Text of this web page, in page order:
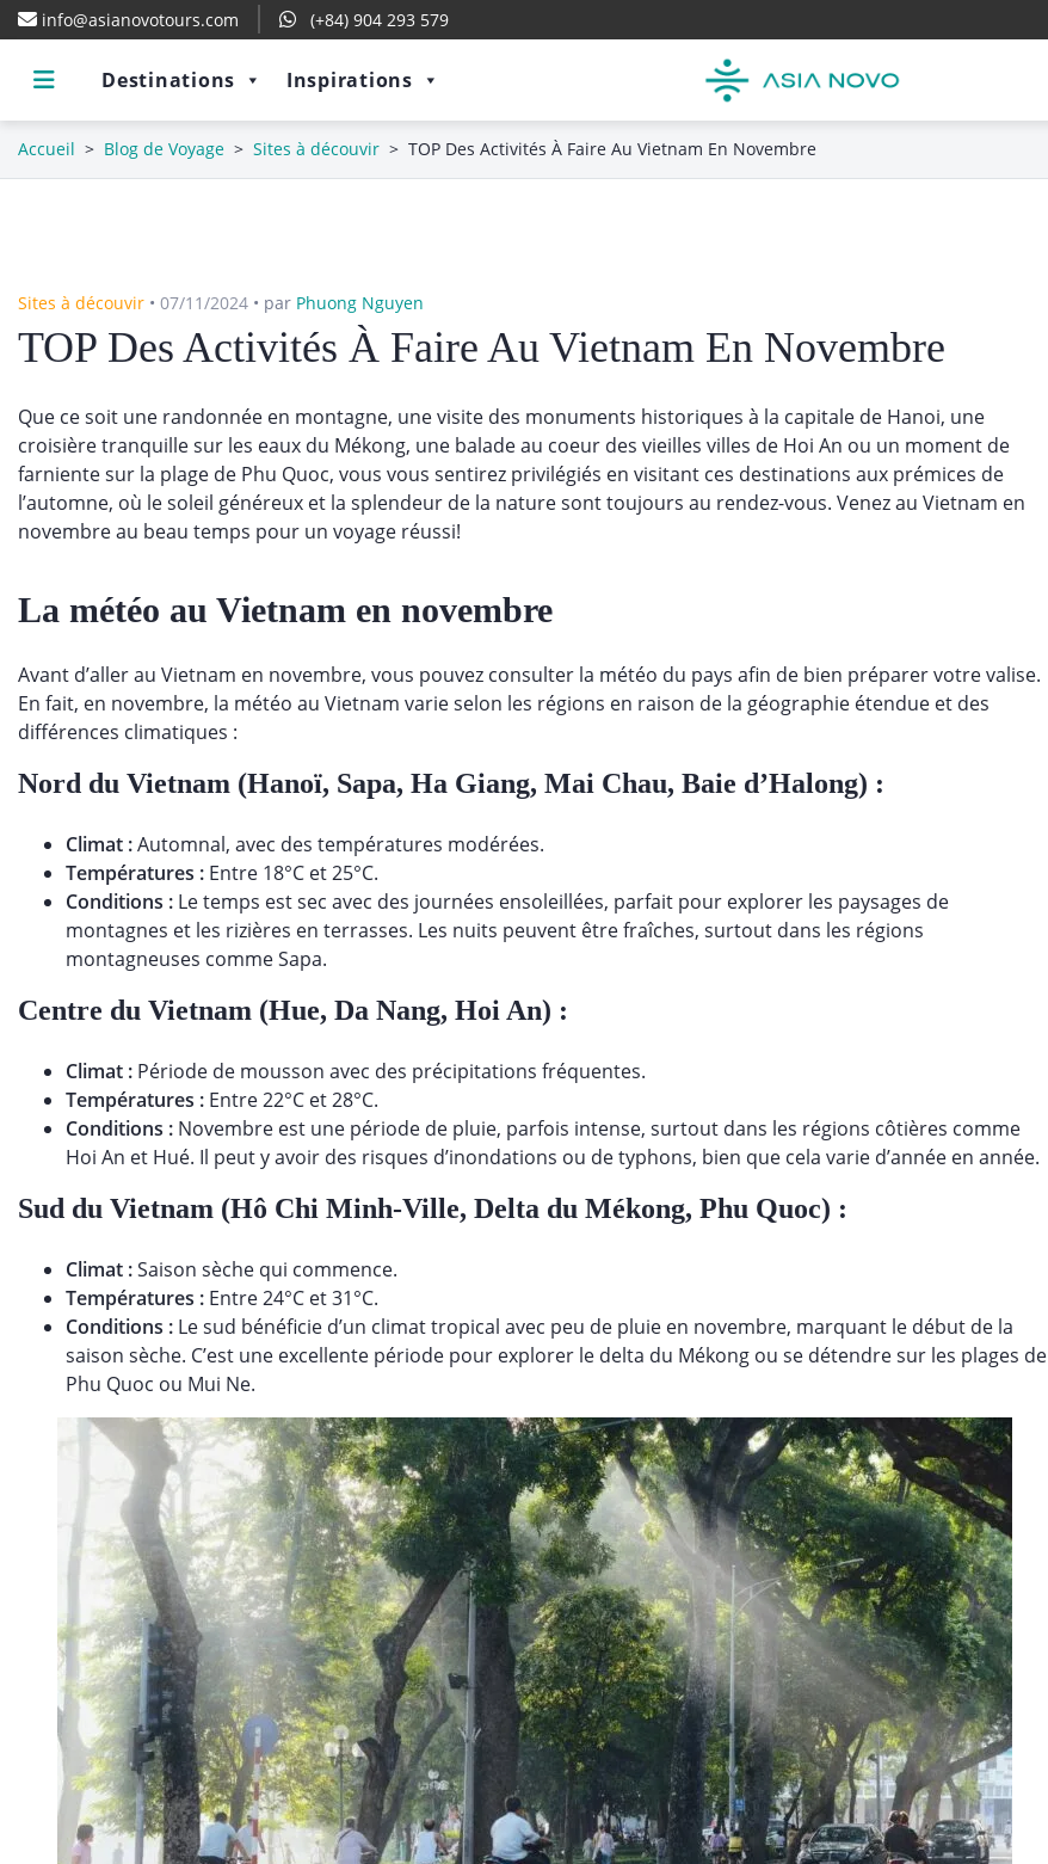
info@asianovotours.com (+84) 904 293 579
Destinations Inspirations
Accueil > Blog de Voyage > Sites à découvir > TOP Des Activités À Faire Au Vietnam En Novembre
Sites à découvir • 07/11/2024 • par Phuong Nguyen
TOP Des Activités À Faire Au Vietnam En Novembre
Que ce soit une randonnée en montagne, une visite des monuments historiques à la capitale de Hanoi, une
croisière tranquille sur les eaux du Mékong, une balade au coeur des vieilles villes de Hoi An ou un moment de
farniente sur la plage de Phu Quoc, vous vous sentirez privilégiés en visitant ces destinations aux prémices de
l’automne, où le soleil généreux et la splendeur de la nature sont toujours au rendez-vous. Venez au Vietnam en
novembre au beau temps pour un voyage réussi!
La météo au Vietnam en novembre
Avant d’aller au Vietnam en novembre, vous pouvez consulter la météo du pays afin de bien préparer votre valise.
En fait, en novembre, la météo au Vietnam varie selon les régions en raison de la géographie étendue et des
différences climatiques :
Nord du Vietnam (Hanoï, Sapa, Ha Giang, Mai Chau, Baie d’Halong) :
Climat :Automnal, avec des températures modérées.
Températures : Entre 18°C et 25°C.
Conditions : Le temps est sec avec des journées ensoleillées, parfait pour explorer les paysages de
montagnes et les rizières en terrasses. Les nuits peuvent être fraîches, surtout dans les régions
montagneuses comme Sapa.
Centre du Vietnam (Hue, Da Nang, Hoi An) :
Climat : Période de mousson avec des précipitations fréquentes.
Températures : Entre 22°C et 28°C.
Conditions : Novembre est une période de pluie, parfois intense, surtout dans les régions côtières comme
Hoi An et Hué. Il peut y avoir des risques d’inondations ou de typhons, bien que cela varie d’année en année.
Sud du Vietnam (Hô Chi Minh-Ville, Delta du Mékong, Phu Quoc) :
Climat :Saison sèche qui commence.
Températures : Entre 24°C et 31°C.
Conditions : Le sud bénéficie d’un climat tropical avec peu de pluie en novembre, marquant le début de la
saison sèche. C’est une excellente période pour explorer le delta du Mékong ou se détendre sur les plages de
Phu Quoc ou Mui Ne.